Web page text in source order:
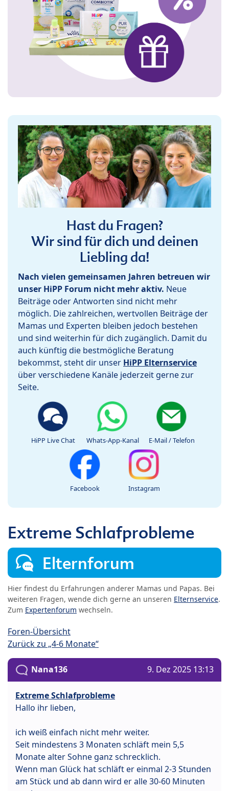
Hast du Fragen?
Wir sind für dich und deinen
Liebling da!
Nach vielen gemeinsamen Jahren betreuen wir
unser HiPP Forum nicht mehr aktiv. Neue
Beiträge oder Antworten sind nicht mehr
möglich. Die zahlreichen, wertvollen Beiträge der
Mamas und Experten bleiben jedoch bestehen
und sind weiterhin für dich zugänglich. Damit du
auch künftig die bestmögliche Beratung
bekommst, steht dir unser HiPP Elternservice
über verschiedene Kanäle jederzeit gerne zur
Seite.
HiPP Live Chat Whats-App-Kanal E-Mail / Telefon
Facebook Instagram
Extreme Schlafprobleme
Elternforum
Hier findest du Erfahrungen anderer Mamas und Papas. Bei
weiteren Fragen, wende dich gerne an unseren Elternservice.
Zum Expertenforum wechseln.
Foren-Übersicht
Zurück zu „4-6 Monate“
Nana136 9. Dez 2025 13:13
Extreme Schlafprobleme
Hallo ihr lieben,
ich weiß einfach nicht mehr weiter.
Seit mindestens 3 Monaten schläft mein 5,5
Monate alter Sohne ganz schrecklich.
Wenn man Glück hat schläft er einmal 2-3 Stunden
am Stück und ab dann wird er alle 30-60 Minuten